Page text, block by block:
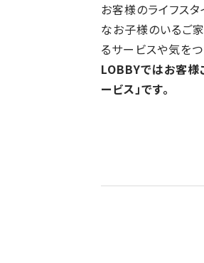
お客様のライフス
なお子様のいるご
るサービスや気をつ
LOBBYではお客様
ービス」です。